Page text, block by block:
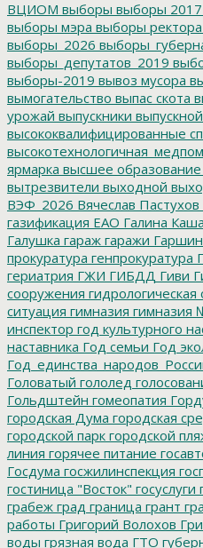
ВЦИОМ выборы выборы 2017
выборы мэра выборы ректора
выборы_2026
выборы_депутатов_2019
выборы-2019 вывоз мусора
вымогательство выпас скота
урожай выпускники выпускной
высококвалифицированные
ярмарка высшее образование
вытрезвители выходной
ВЭФ_2026 Вячеслав Пастухов
газификация ЕАО Галина
Галушка гараж гаражи Гаршин
прокуратура генпрокуратура
гериатрия ГЖИ ГИБДД Гиви
сооружения гидрологическая
ситуация гимназия гимназия
инспектор год культурного
наставника Год семьи Год
Головатый гололед
Гольдштейн гомеопатия
городская Дума городская
городской парк городской
линия горячее питание
Госдума госжилинспекция
гостиница "Восток" госуслуги
грабеж град граница грант
работы Григорий Волохов
воды грязная вода ГТО